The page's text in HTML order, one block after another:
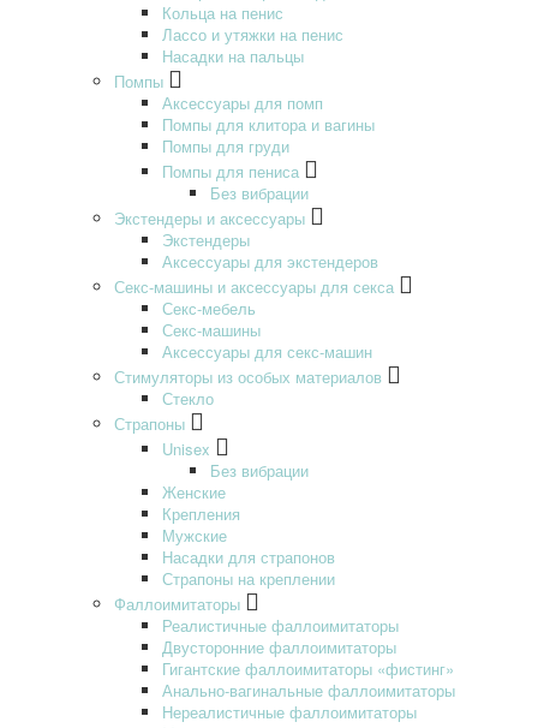
Кольца на пенис
Лассо и утяжки на пенис
Насадки на пальцы
Помпы
Аксессуары для помп
Помпы для клитора и вагины
Помпы для груди
Помпы для пениса
Без вибрации
Экстендеры и аксессуары
Экстендеры
Аксессуары для экстендеров
Секс-машины и аксессуары для секса
Секс-мебель
Секс-машины
Аксессуары для секс-машин
Стимуляторы из особых материалов
Стекло
Страпоны
Unisex
Без вибрации
Женские
Крепления
Мужские
Насадки для страпонов
Страпоны на креплении
Фаллоимитаторы
Реалистичные фаллоимитаторы
Двусторонние фаллоимитаторы
Гигантские фаллоимитаторы «фистинг»
Анально-вагинальные фаллоимитаторы
Нереалистичные фаллоимитаторы